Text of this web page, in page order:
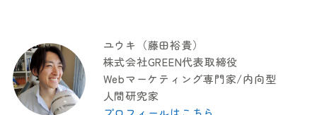
ユウキ（藤田裕貴）
株式会社GREEN代表取締役
Webマーケティング専門家/内向型
人間研究家